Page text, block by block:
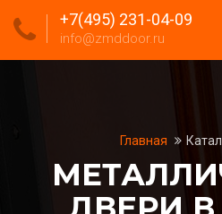
+7(495) 231-04-09
info@zmddoor.ru
Главная